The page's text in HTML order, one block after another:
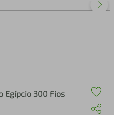
Egípcio 300 Fios